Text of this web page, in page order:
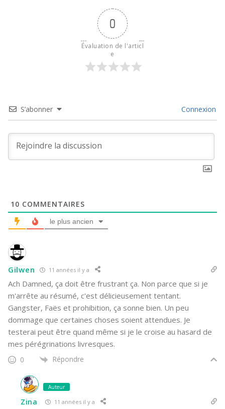
0
Évaluation de l'articl
e
S’abonner Connexion
10 COMMENTAIRES
le plus ancien
Gilwen 11 années il y a
Ach Damned, ça doit être frustrant ça. Non parce que si je
m'arrête au résumé, c'est délicieusement tentant.
Gangster, Faës et prohibition, ça sonne bien. Un peu
dommage que certaines choses soient attendues. Je
testerai peut être quand même si je le croise au hasard de
mes pérégrinations livresques.
0 Répondre
Auteur
Zina 11 années il y a